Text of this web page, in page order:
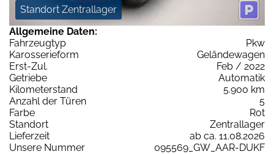
Standort Zentrallager
Allgemeine Daten:
Fahrzeugtyp
Pkw
Karosserieform
Geländewagen
Erst-Zul.
Feb / 2022
Getriebe
Automatik
Kilometerstand
5.900 km
Anzahl der Türen
5
Farbe
Rot
Standort
Zentrallager
Lieferzeit
ab ca. 11.08.2026
Unsere Nummer
095569_GW_AAR-DUKF